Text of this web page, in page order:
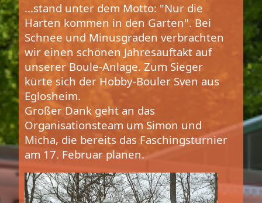
...stand unter dem Motto: "Nur die
Harten kommen in den Garten". Bei
Schnee und Minusgraden verbrachten
wir einen schönen Jahresauftakt auf
unserer Boule-Anlage. Zum Sieger
kürte sich der Hobby-Bouler Sven aus
Eglosheim.
Großer Dank geht an das
Organisationsteam um Simon und
Micha, die bereits das Faschingsturnier
am 17. Februar planen.